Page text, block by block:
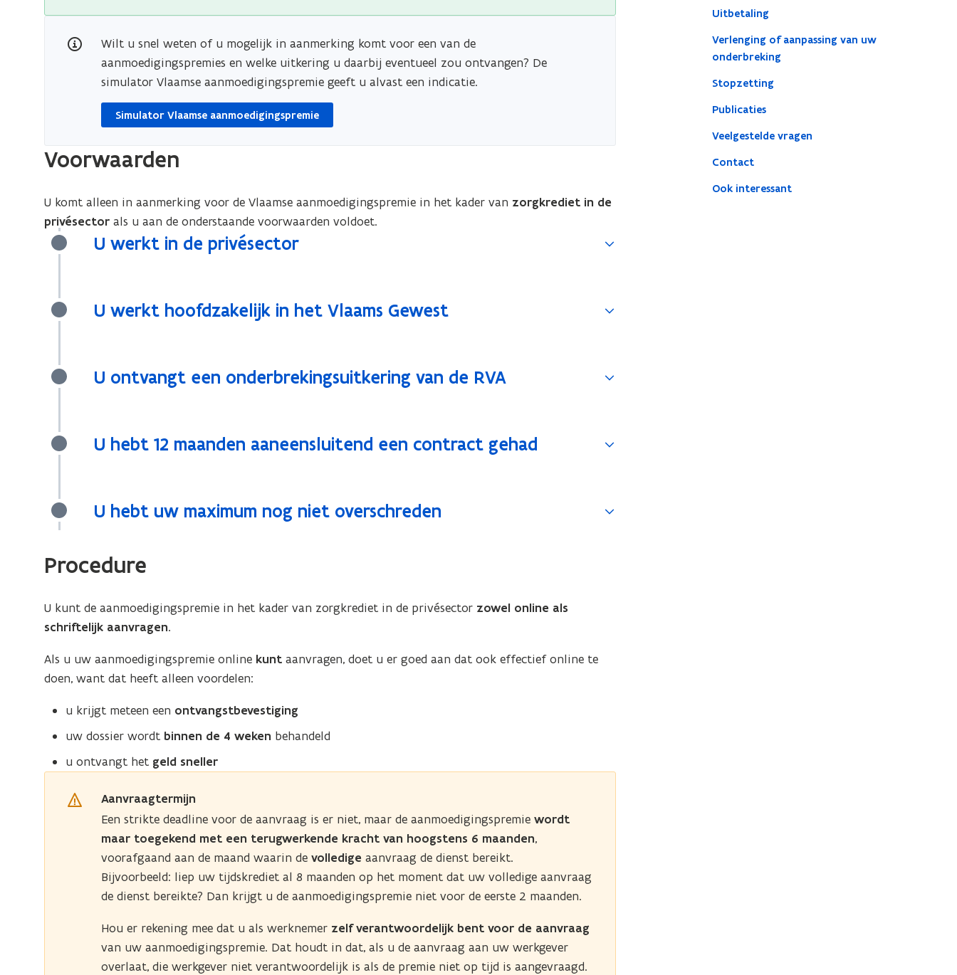
Uitbetaling
Verlenging of aanpassing van uw
onderbreking
Stopzetting
Publicaties
Veelgestelde vragen
Contact
Ook interessant
Wilt u snel weten of u mogelijk in aanmerking komt voor een van de
aanmoedigingspremies en welke uitkering u daarbij eventueel zou ontvangen? De
simulator Vlaamse aanmoedigingspremie geeft u alvast een indicatie.
Simulator Vlaamse aanmoedigingspremie
Voorwaarden
U komt alleen in aanmerking voor de Vlaamse aanmoedigingspremie in het kader van zorgkrediet in de
privésector als u aan de onderstaande voorwaarden voldoet.
U werkt in de privésector
U werkt hoofdzakelijk in het Vlaams Gewest
U ontvangt een onderbrekingsuitkering van de RVA
U hebt 12 maanden aaneensluitend een contract gehad
U hebt uw maximum nog niet overschreden
Procedure
U kunt de aanmoedigingspremie in het kader van zorgkrediet in de privésector zowel online als
schriftelijk aanvragen.
Als u uw aanmoedigingspremie online kuntaanvragen, doet u er goed aan dat ook effectief online te
doen, want dat heeft alleen voordelen:
u krijgt meteen een ontvangstbevestiging
uw dossier wordt binnen de 4 weken behandeld
u ontvangt het geld sneller
Aanvraagtermijn
Een strikte deadline voor de aanvraag is er niet, maar de aanmoedigingspremiewordt
maar toegekend met een terugwerkende kracht van hoogstens 6 maanden,
voorafgaand aan de maand waarin devolledigeaanvraag de dienst bereikt.
Bijvoorbeeld: liep uw tijdskrediet al 8 maanden op het moment dat uw volledige aanvraag
de dienst bereikte? Dan krijgt u de aanmoedigingspremie niet voor de eerste 2 maanden.
Hou er rekening mee dat u als werknemer zelf verantwoordelijk bent voor de aanvraag
van uw aanmoedigingspremie. Dat houdt in dat, als u de aanvraag aan uw werkgever
overlaat, die werkgever niet verantwoordelijk is als de premie niet op tijd is aangevraagd.